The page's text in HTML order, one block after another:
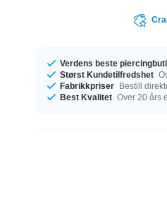
Verdens beste
Størst Kundetilfredshet
Fabrikkpriser Bestill
Best Kvalitet Over 20 års